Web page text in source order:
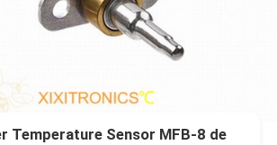
Temperature Sensor MFB-8 de